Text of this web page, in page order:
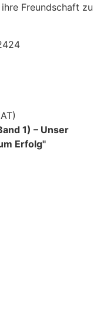
Freundschaft zu
1) – Unser
Erfolg"